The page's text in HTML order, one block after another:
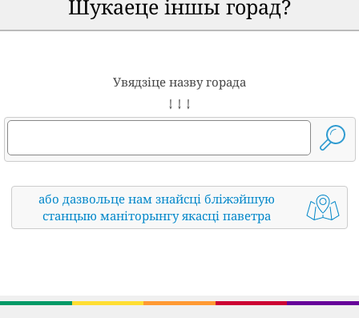
Шукаеце іншы горад?
Увядзіце назву горада
↓ ↓ ↓
або дазвольце нам знайсці бліжэйшую
станцыю маніторынгу якасці паветра